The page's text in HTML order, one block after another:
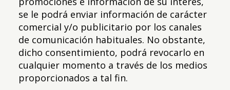
se le podrá enviar información de carácter
comercial y/o publicitario por los canales
de comunicación habituales. No obstante,
dicho consentimiento, podrá revocarlo en
cualquier momento a través de los medios
proporcionados a tal fin.